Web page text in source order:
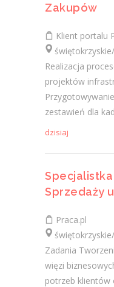
Zakupów
Klient portalu
świętokrzyskie/
Realizacja
projektów
zestawień dla
dzisiaj
Sprzedaży
Praca.pl
świętokrzyskie/
Zadania
więzi
potrzeb klientów